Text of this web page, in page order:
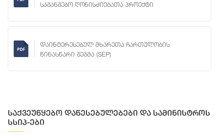
საგანგებო ღონისძიებათა პროექტი
დაინტერესებულ მხარეთა ჩართულობის
წინასწარი გეგმა (SEP)
საქვეუწყებო დაწესებულებები და სამინისტროს
სსიპ-ები